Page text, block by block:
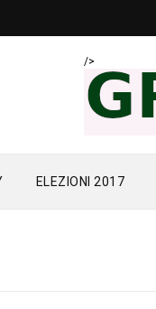
/>
ELEZIONI 2017